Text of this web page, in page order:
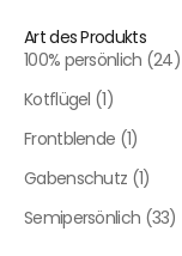
Art des Produkts
100% persönlich (24)
Kotflügel (1)
Frontblende (1)
Gabenschutz (1)
Semipersönlich (33)